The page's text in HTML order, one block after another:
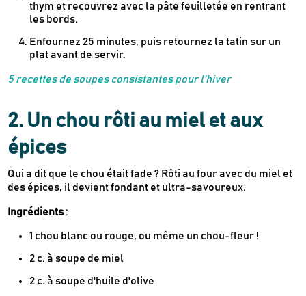
thym et recouvrez avec la pâte feuilletée en rentrant
les bords.
Enfournez 25 minutes, puis retournez la tatin sur un
plat avant de servir.
5 recettes de soupes consistantes pour l'hiver
2. Un chou rôti au miel et aux
épices
Qui a dit que le chou était fade ? Rôti au four avec du miel et
des épices, il devient fondant et ultra-savoureux.
Ingrédients:
1 chou blanc ou rouge, ou même un chou-fleur !
2 c. à soupe de miel
2 c. à soupe d'huile d'olive